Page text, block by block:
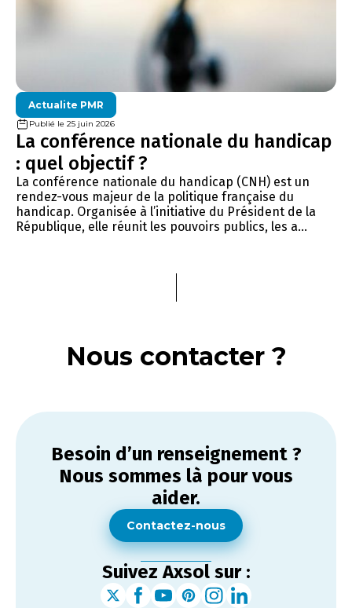
Actualite PMR
Publié le 25 juin 2026
La conférence nationale du handicap
: quel objectif ?
La conférence nationale du handicap (CNH) est un
rendez-vous majeur de la politique française du
handicap. Organisée à l’initiative du Président de la
République, elle réunit les pouvoirs publics, les a...
Nous contacter ?
Besoin d’un renseignement ?
Nous sommes là pour vous
aider.
Contactez-nous
Suivez Axsol sur :